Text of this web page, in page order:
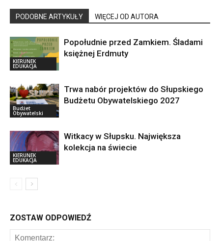
PODOBNE ARTYKUŁY WIĘCEJ OD AUTORA
KIERUNEK
EDUKACJA
Popołudnie przed Zamkiem. Śladami
księżnej Erdmuty
Budżet
Obywatelski
Trwa nabór projektów do Słupskiego
Budżetu Obywatelskiego 2027
KIERUNEK
EDUKACJA
Witkacy w Słupsku. Największa
kolekcja na świecie
ZOSTAW ODPOWIEDŹ